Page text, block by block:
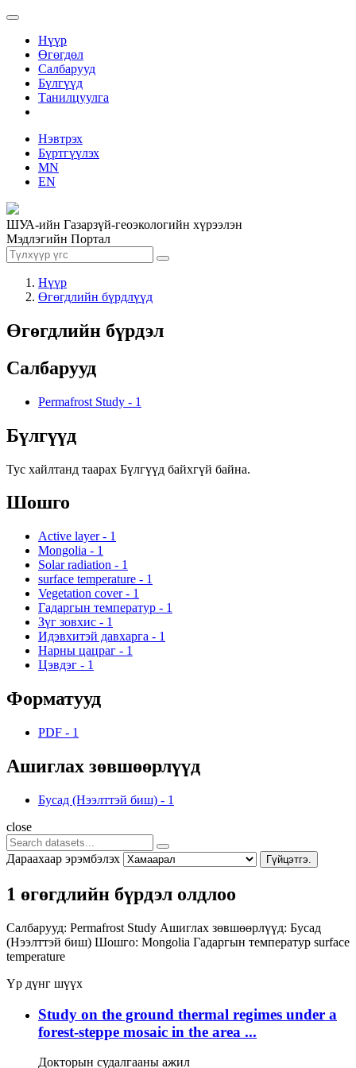
Нүүр
Өгөгдөл
Салбарууд
Бүлгүүд
Танилцуулга
Нэвтрэх
Бүртгүүлэх
MN
EN
ШУА-ийн Газарзүй-геоэкологийн хүрээлэн
Мэдлэгийн Портал
Нүүр
Өгөгдлийн бүрдлүүд
Өгөгдлийн бүрдэл
Салбарууд
Permafrost Study - 1
Бүлгүүд
Тус хайлтанд таарах Бүлгүүд байхгүй байна.
Шошго
Active layer - 1
Mongolia - 1
Solar radiation - 1
surface temperature - 1
Vegetation cover - 1
Гадаргын температур - 1
Зүг зовхис - 1
Идэвхитэй давхарга - 1
Нарны цацраг - 1
Цэвдэг - 1
Форматууд
PDF - 1
Ашиглах зөвшөөрлүүд
Бусад (Нээлттэй биш) - 1
close
Дараахаар эрэмбэлэх Гүйцэтгэ.
1 өгөгдлийн бүрдэл олдлоо
Салбарууд: Permafrost Study Ашиглах зөвшөөрлүүд: Бусад
(Нээлттэй биш) Шошго: Mongolia Гадаргын температур surface
temperature
Үр дүнг шүүх
Study on the ground thermal regimes under a
forest-steppe mosaic in the area ...
Докторын судалгааны ажил